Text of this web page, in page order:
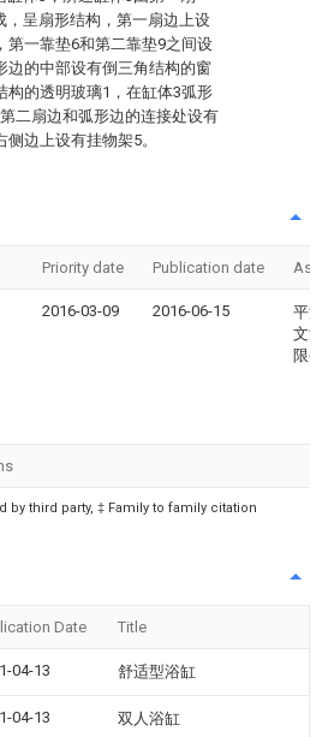
，呈扇形结构，第一扇边上设
第一靠垫6和第二靠垫9之间设
边的中部设有倒三角结构的窗
构的透明玻璃1，在缸体3弧形
二扇边和弧形边的连接处设有
边上设有挂物架5。
Priority date Publication date
2016-03-09 2016-06-15
平湖
文洁
限公
by third party, ‡ Family to family citation
Date Title
04-13 舒适型浴缸
04-13 双人浴缸